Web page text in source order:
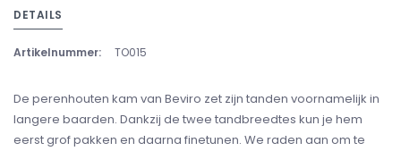
DETAILS
Artikelnummer: TO015
De perenhouten kam van Beviro zet zijn tanden voornamelijk in
langere baarden. Dankzij de twee tandbreedtes kun je hem
eerst grof pakken en daarna finetunen. We raden aan om te